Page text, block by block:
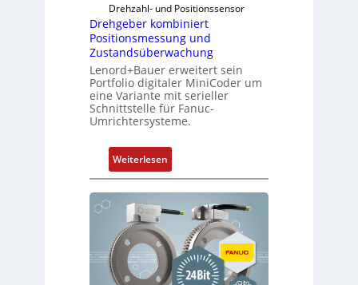
Drehzahl- und Positionssensor
Drehgeber kombiniert
Positionsmessung und
Zustandsüberwachung
Lenord+Bauer erweitert sein
Portfolio digitaler MiniCoder um
eine Variante mit serieller
Schnittstelle für Fanuc-
Umrichtersysteme.
Weiterlesen:
D
r
e
g
e
b